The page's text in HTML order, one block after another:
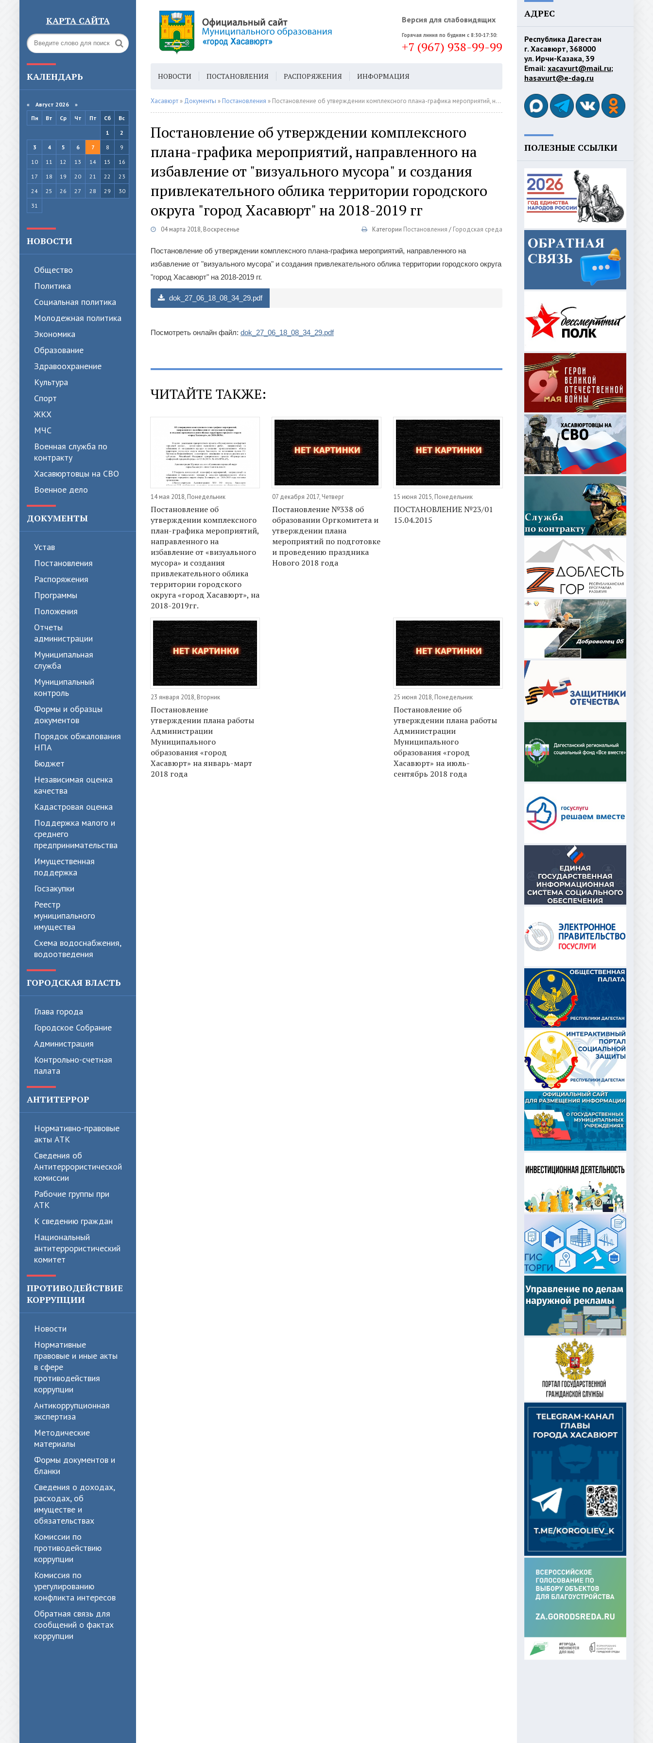
КАРТА САЙТА Версия для слабовидящих
Горячая линия по будням с 8:30-17:30:
+7 (967) 938-99-99
КАЛЕНДАРЬ
« Август 2026 »
Пн
Вт Ср Чт Пт Сб
Вс
1
2
3
4 5 6 7 8
9
10
11 12 13 14 15
16
17
18 19 20 21 22
23
24
25 26 27 28 29
30
31
НОВОСТИ
Общество
Политика
Cоциальная политика
Молодежная политика
Экономика
Образование
Здравоохранение
Культура
Спорт
ЖКХ
МЧС
Военная служба по
контракту
Хасавюртовцы на СВО
Военное дело
ДОКУМЕНТЫ
Устав
Постановления
Распоряжения
Программы
Положения
Отчеты
администрации
Муниципальная
служба
Муниципальный
контроль
Формы и образцы
документов
Порядок обжалования
НПА
Бюджет
Независимая оценка
качества
Кадастровая оценка
Поддержка малого и
среднего
предпринимательства
Имущественная
поддержка
Госзакупки
Реестр
муниципального
имущества
Схема водоснабжения,
водоотведения
ГОРОДСКАЯ ВЛАСТЬ
Глава города
Городское Собрание
Администрация
Контрольно-счетная
палата
АНТИТЕРРОР
Нормативно-правовые
акты АТК
Сведения об
Антитеррористической
комиссии
Рабочие группы при
АТК
К сведению граждан
Национальный
антитеррористический
комитет
ПРОТИВОДЕЙСТВИЕ
КОРРУПЦИИ
Новости
Нормативные
правовые и иные акты
в сфере
противодействия
коррупции
Антикоррупционная
экспертиза
Методические
материалы
Формы документов и
бланки
Сведения о доходах,
расходах, об
имуществе и
обязательствах
Комиссии по
противодействию
коррупции
Комиссия по
урегулированию
конфликта интересов
Обратная связь для
сообщений о фактах
коррупции
НОВОСТИ ПОСТАНОВЛЕНИЯ РАСПОРЯЖЕНИЯ ИНФОРМАЦИЯ
ГОРОДСКАЯ СРЕДА ГЕН. ПЛАН
Хасавюрт » Документы » Постановления » Постановление об утверждении комплексного плана-графика мероприятий, направленного на избавление от "визуального мусора" и создания привлекательного облика территории городского округа "город Хасавюрт" на 2018-2019 гг
Постановление об утверждении комплексного
плана-графика мероприятий, направленного на
избавление от "визуального мусора" и создания
привлекательного облика территории городского
округа "город Хасавюрт" на 2018-2019 гг
04 марта 2018, Воскресенье Категории Постановления / Городская среда
Постановление об утверждении комплексного плана-графика мероприятий, направленного на
избавление от "визуального мусора" и создания привлекательного облика территории городского округа
"город Хасавюрт" на 2018-2019 гг.
dok_27_06_18_08_34_29.pdf
Посмотреть онлайн файл: dok_27_06_18_08_34_29.pdf
ЧИТАЙТЕ ТАКЖЕ:
14 мая 2018, Понедельник
Постановление об
утверждении комплексного
план-графика мероприятий,
направленного на
избавление от «визуального
мусора» и создания
привлекательного облика
территории городского
округа «город Хасавюрт», на
2018-2019гг.
07 декабря 2017, Четверг
Постановление №338 об
образовании Оргкомитета и
утверждении плана
мероприятий по подготовке
и проведению праздника
Нового 2018 года
15 июня 2015, Понедельник
ПОСТАНОВЛЕНИЕ №23/01
15.04.2015
23 января 2018, Вторник
Постановление
утверждении плана работы
Администрации
Муниципального
образования «город
Хасавюрт» на январь-март
2018 года
25 июня 2018, Понедельник
Постановление об
утверждении плана работы
Администрации
Муниципального
образования «город
Хасавюрт» на июль-
сентябрь 2018 года
АДРЕС
Республика Дагестан
г. Хасавюрт, 368000
ул. Ирчи-Казака, 39
Email: xacavurt@mail.ru;
hasavurt@e-dag.ru
ПОЛЕЗНЫЕ ССЫЛКИ